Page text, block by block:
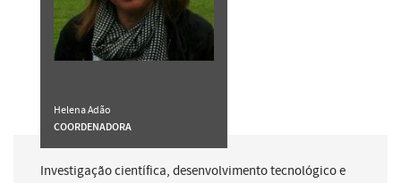
Helena Adão
COORDENADORA
Investigação científica, desenvolvimento tecnológico e